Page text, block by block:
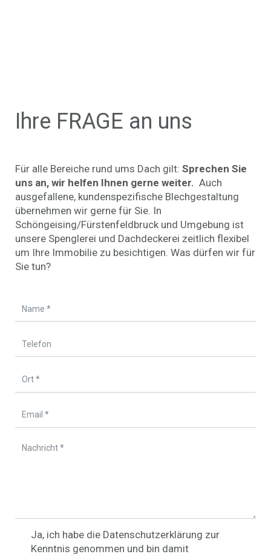
Ihre FRAGE an uns
Für alle Bereiche rund ums Dach gilt: Sprechen Sie
uns an, wir helfen Ihnen gerne weiter. Auch
ausgefallene, kundenspezifische Blechgestaltung
übernehmen wir gerne für Sie. In
Schöngeising/Fürstenfeldbruck und Umgebung ist
unsere Spenglerei und Dachdeckerei zeitlich flexibel
um Ihre Immobilie zu besichtigen. Was dürfen wir für
Sie tun?
Ja, ich habe die Datenschutzerklärung zur
Kenntnis genommen und bin damit